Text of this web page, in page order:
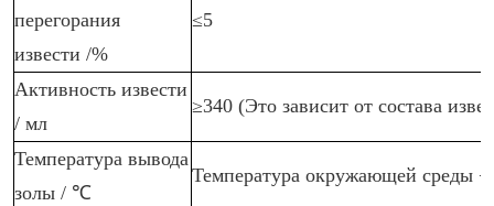
перегорания
извести /%
≤5
Активность извести
/ мл
≥340 (Это зависит от состава
Температура вывода
золы / ℃
Температура окружающей среды